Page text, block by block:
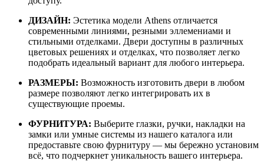
ДИЗАЙН: Эстетика модели Athens отличается
современными линиями, резными эллемениами и
стильными отделками. Двери доступны в различных
цветовых решениях и отделках, что позволяет легко
подобрать идеальный вариант для любого интерьера.
РАЗМЕРЫ: Возможность изготовить двери в любом
размере позволяют легко интегрировать их в
существующие проемы.
ФУРНИТУРА: Выберите глазки, ручки, накладки на
замки или умные системы из нашего каталога или
предоставьте свою фурнитуру — мы бережно установим
всё, что подчеркнет уникальность вашего интерьера.